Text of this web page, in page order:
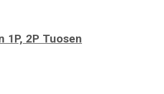
1P, 2P Tuosen